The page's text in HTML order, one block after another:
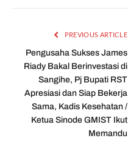
PREVIOUS ARTICLE
Pengusaha Sukses James
Riady Bakal Berinvestasi di
Sangihe, Pj Bupati RST
Apresiasi dan Siap Bekerja
Sama, Kadis Kesehatan /
Ketua Sinode GMIST Ikut
Memandu